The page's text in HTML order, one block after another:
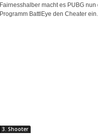
Fairnesshalber macht es PUBG
Programm BattlEye den Cheater
3. Shooter